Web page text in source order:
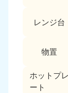
レンジ台
物置
ホットプレ
ート